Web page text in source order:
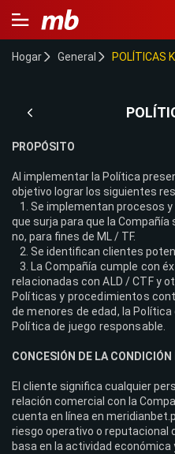
Hogar General POLÍTICAS
PROPÓSITO
Al implementar la Política
objetivo lograr los siguientes
Se implementan procesos
que surja para que la
no, para fines de ML / TF.
Se identifican clientes
La Compañía cumple con
relacionadas con ALD / CTF y
Políticas y procedimientos
de menores de edad, la
Política de juego responsable.
CONCESIÓN DE LA
El cliente significa cualquier
relación comercial con la
cuenta en línea en
riesgo operativo o reputacional
basa en la actividad